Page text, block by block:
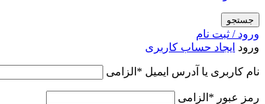
جستجو
ورود / ثبت نام
ورود ایجاد حساب کاربری
نام کاربری یا آدرس ایمیل * الزامی
رمز عبور * الزامی